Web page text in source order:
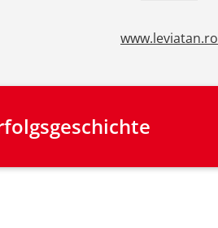
www.leviatan.ro